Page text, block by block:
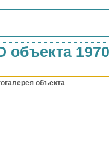
объекта
объекта